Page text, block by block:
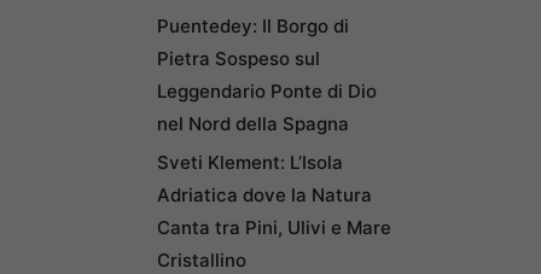
Puentedey: Il Borgo di
Pietra Sospeso sul
Leggendario Ponte di Dio
nel Nord della Spagna
Sveti Klement: L’Isola
Adriatica dove la Natura
Canta tra Pini, Ulivi e Mare
Cristallino